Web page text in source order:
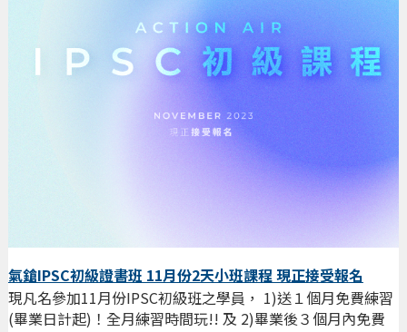
氣鎗IPSC初級證書班 11月份2天小班課程 現正接受報名
現凡名參加11月份IPSC初級班之學員， 1)送１個月免費練習
(畢業日計起)！全月練習時間玩!! 及 2)畢業後３個月內免費